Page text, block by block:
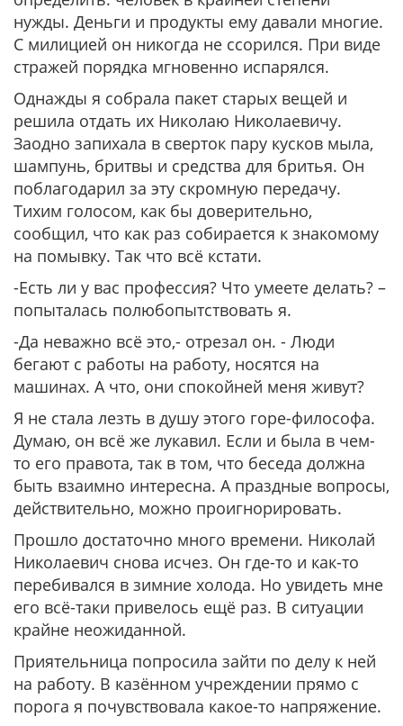
нужды. Деньги и продукты ему давали многие.
С милицией он никогда не ссорился. При виде
стражей порядка мгновенно испарялся.
Однажды я собрала пакет старых вещей и
решила отдать их Николаю Николаевичу.
Заодно запихала в сверток пару кусков мыла,
шампунь, бритвы и средства для бритья. Он
поблагодарил за эту скромную передачу.
Тихим голосом, как бы доверительно,
сообщил, что как раз собирается к знакомому
на помывку. Так что всё кстати.
-Есть ли у вас профессия? Что умеете делать? –
попыталась полюбопытствовать я.
-Да неважно всё это,- отрезал он. - Люди
бегают с работы на работу, носятся на
машинах. А что, они спокойней меня живут?
Я не стала лезть в душу этого горе-философа.
Думаю, он всё же лукавил. Если и была в чем-
то его правота, так в том, что беседа должна
быть взаимно интересна. А праздные вопросы,
действительно, можно проигнорировать.
Прошло достаточно много времени. Николай
Николаевич снова исчез. Он где-то и как-то
перебивался в зимние холода. Но увидеть мне
его всё-таки привелось ещё раз. В ситуации
крайне неожиданной.
Приятельница попросила зайти по делу к ней
на работу. В казённом учреждении прямо с
порога я почувствовала какое-то напряжение.